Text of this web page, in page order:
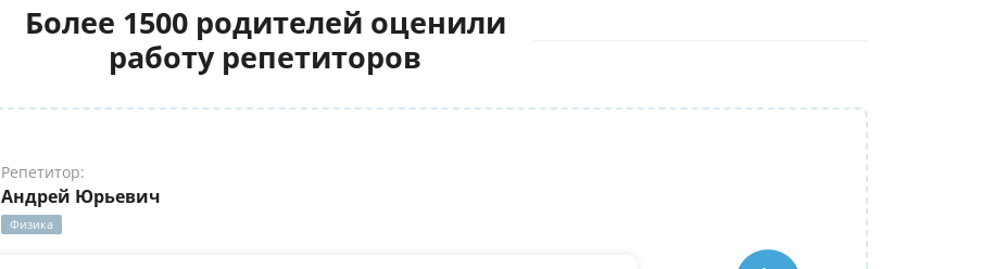
Более 1500 родителей оценили
работу репетиторов
Репетитор:
Андрей Юрьевич
Физика
Ольга Александровна